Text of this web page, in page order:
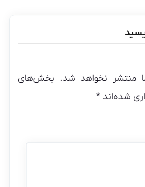
منتشر نخواهد شد. بخش‌های
شده‌اند*